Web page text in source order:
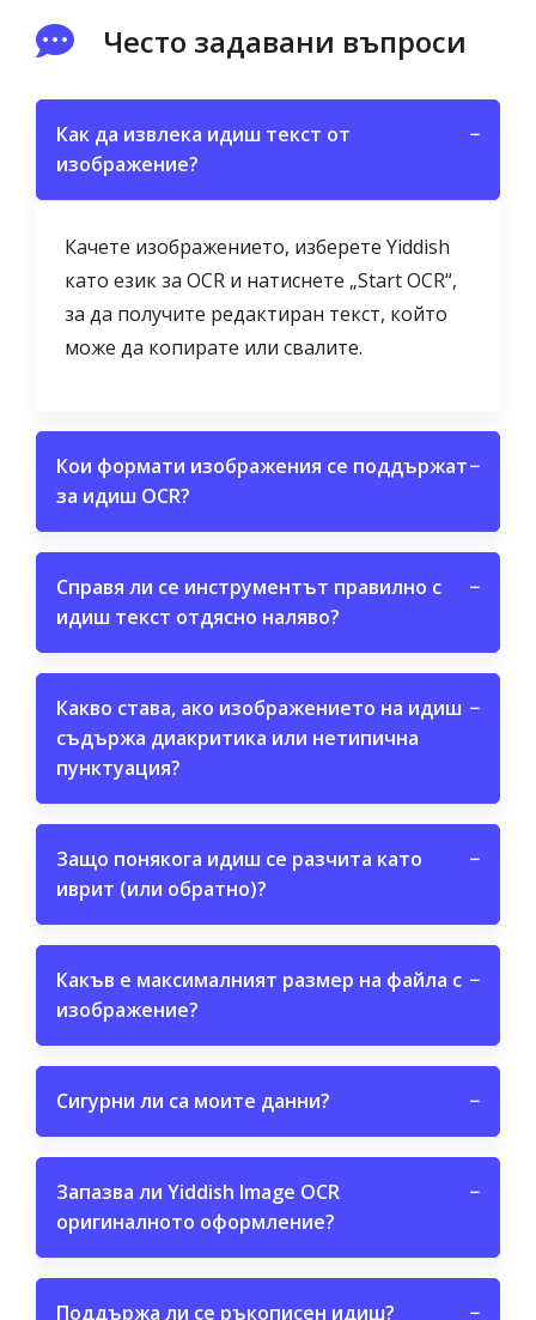
Често задавани въпроси
Как да извлека идиш текст от
изображение?
−
Качете изображението, изберете Yiddish
като език за OCR и натиснете „Start OCR“,
за да получите редактиран текст, който
може да копирате или свалите.
Кои формати изображения се поддържат
за идиш OCR?
−
Справя ли се инструментът правилно с
идиш текст отдясно наляво?
−
Какво става, ако изображението на идиш
съдържа диакритика или нетипична
пунктуация?
−
Защо понякога идиш се разчита като
иврит (или обратно)?
−
Какъв е максималният размер на файла с
изображение?
−
Сигурни ли са моите данни? −
Запазва ли Yiddish Image OCR
оригиналното оформление?
−
Поддържа ли се ръкописен идиш? −